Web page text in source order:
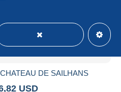
DE SAILHANS
USD